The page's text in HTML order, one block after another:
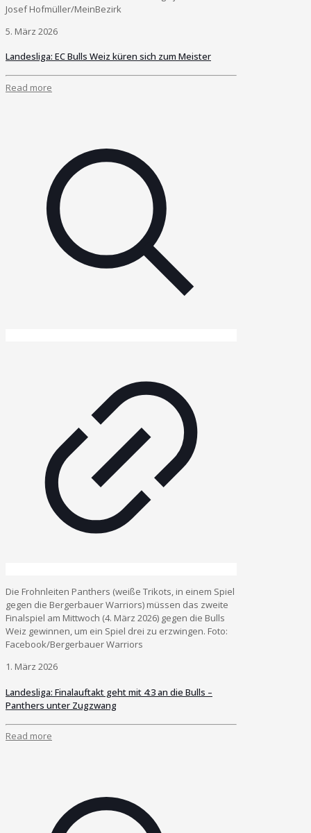
Josef Hofmüller/MeinBezirk
5. März 2026
Landesliga: EC Bulls Weiz küren sich zum Meister
Read more
Die Frohnleiten Panthers (weiße Trikots, in einem Spiel
gegen die Bergerbauer Warriors) müssen das zweite
Finalspiel am Mittwoch (4. März 2026) gegen die Bulls
Weiz gewinnen, um ein Spiel drei zu erzwingen. Foto:
Facebook/Bergerbauer Warriors
1. März 2026
Landesliga: Finalauftakt geht mit 4:3 an die Bulls –
Panthers unter Zugzwang
Read more